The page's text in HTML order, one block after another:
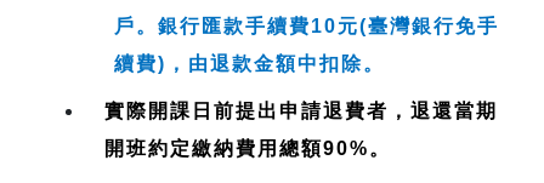
戶。銀行匯款手續費10元(臺灣銀行免手
續費)，由退款金額中扣除。
實際開課日前提出申請退費者，退還當期
開班約定繳納費用總額90%。